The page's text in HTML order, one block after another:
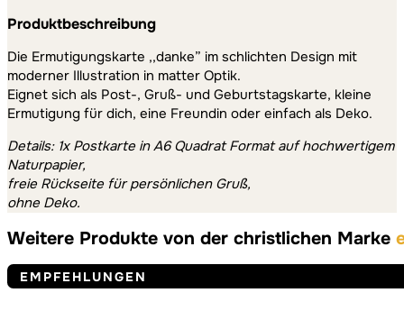
Produktbeschreibung
Die Ermutigungskarte ,,danke” im schlichten Design mit
moderner Illustration in matter Optik.
Eignet sich als Post-, Gruß- und Geburtstagskarte, kleine
Ermutigung für dich, eine Freundin oder einfach als Deko.
Details: 1x Postkarte in A6 Quadrat Format auf hochwertigem
Naturpapier,
freie Rückseite für persönlichen Gruß,
ohne Deko.
Weitere Produkte von der christlichen Marke
EMPFEHLUNGEN